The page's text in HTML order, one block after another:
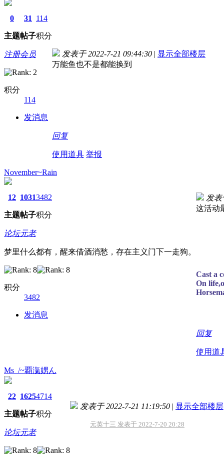
0
主题
31
帖子
114
积分
注册会员
积分
114
发消息
发表于 2022-7-21 09:44:30 | 显示全部楼层
万能鱼也不是都能换到
回复
使用道具 举报
November~Rain
12
主题
1031
帖子
3482
积分
论坛元老
梦里什么都有，醒来借酒消愁，存在主义门下一走狗。
积分
3482
发消息
发表
这活动
Cast a
On
回复
使用道
Ms_/~覇滊娚ん
22
主题
1625
帖子
4714
积分
论坛元老
发表于 2022-7-21 11:19:50 | 显示全部楼层
元英十三 发表于 2022-7-20 20:28